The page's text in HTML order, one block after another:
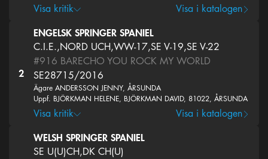
Visa kritik Visa i katalogen
2
ENGELSK SPRINGER SPANIEL
C.I.E.,NORD UCH,WW-17,SE V-19,SE V-22
#916 BARECHO YOU ROCK MY WORLD
SE28715/2016
Ägare ANDERSSON JENNY, ÅRSUNDA
Uppf. BJÖRKMAN HELENE, BJÖRKMAN DAVID, 81022, ÅRSUNDA
Visa kritik Visa i katalogen
WELSH SPRINGER SPANIEL
SE U(U)CH,DK CH(U)